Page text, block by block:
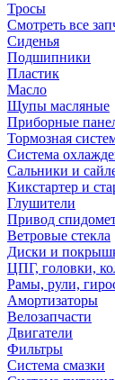
Тросы
Смотреть все
Сиденья
Подшипники
Пластик
Масло
Щупы масляные
Приборные
Тормозная
Система
Сальники и
Кикстартер и
Глушители
Привод
Ветровые стекла
Диски и
ЦПГ, головки,
Рамы, рули,
Амортизаторы
Велозапчасти
Двигатели
Фильтры
Система смазки